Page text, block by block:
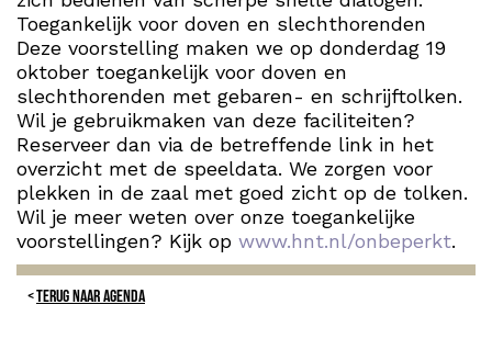
Toegankelijk voor doven en slechthorenden
Deze voorstelling maken we op donderdag 19
oktober toegankelijk voor doven en
slechthorenden met gebaren- en schrijftolken.
Wil je gebruikmaken van deze faciliteiten?
Reserveer dan via de betreffende link in het
overzicht met de speeldata. We zorgen voor
plekken in de zaal met goed zicht op de tolken.
Wil je meer weten over onze toegankelijke
voorstellingen? Kijk op www.hnt.nl/onbeperkt.
TERUG NAAR AGENDA